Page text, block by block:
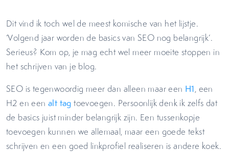
Dit vind ik toch wel de meest komische van het lijstje.
‘Volgend jaar worden de basics van SEO nog belangrijk’.
Serieus? Kom op, je mag echt wel meer moeite stoppen in
het schrijven van je blog.
SEO is tegenwoordig meer dan alleen maar een H1, een
H2 en eenalt tag toevoegen. Persoonlijk denk ik zelfs dat
de basics juist minder belangrijk zijn. Een tussenkopje
toevoegen kunnen we allemaal, maar een goede tekst
schrijven en een goed linkprofiel realiseren is andere koek.